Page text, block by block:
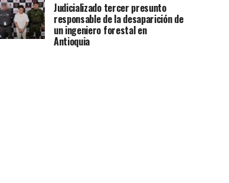
Judicializado tercer presunto
responsable de la desaparición de
un ingeniero forestal en
Antioquia